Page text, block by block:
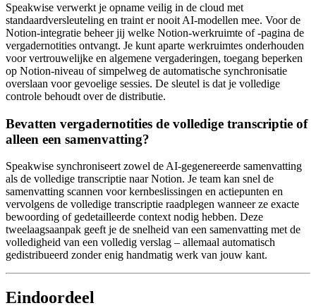
Speakwise verwerkt je opname veilig in de cloud met
standaardversleuteling en traint er nooit AI-modellen mee. Voor de
Notion-integratie beheer jij welke Notion-werkruimte of -pagina de
vergadernotities ontvangt. Je kunt aparte werkruimtes onderhouden
voor vertrouwelijke en algemene vergaderingen, toegang beperken
op Notion-niveau of simpelweg de automatische synchronisatie
overslaan voor gevoelige sessies. De sleutel is dat je volledige
controle behoudt over de distributie.
Bevatten vergadernotities de volledige transcriptie of
alleen een samenvatting?
Speakwise synchroniseert zowel de AI-gegenereerde samenvatting
als de volledige transcriptie naar Notion. Je team kan snel de
samenvatting scannen voor kernbeslissingen en actiepunten en
vervolgens de volledige transcriptie raadplegen wanneer ze exacte
bewoording of gedetailleerde context nodig hebben. Deze
tweelaagsaanpak geeft je de snelheid van een samenvatting met de
volledigheid van een volledig verslag – allemaal automatisch
gedistribueerd zonder enig handmatig werk van jouw kant.
Eindoordeel